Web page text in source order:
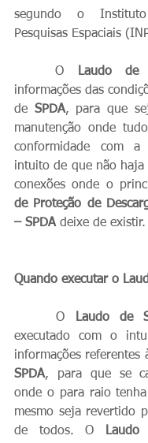
segundo o
Pesquisas Espaciais
   O
Laudo de
informações das
de SPDA, para que
manutenção onde
conformidade com
intuito de que não haja
conexões onde o
de Proteção de
– SPDA deixe de existir.
Quando executar o
    O
Laudo de
executado com o
SPDA, para que se
onde o para raio
mesmo seja revertido
de todos. O